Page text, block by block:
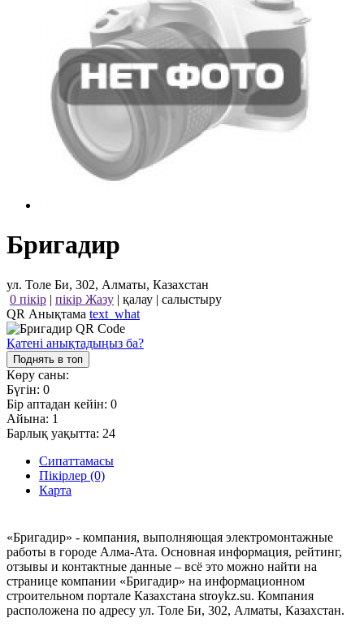
Бригадир
ул. Толе Би, 302, Алматы, Казахстан
0 пікір | пікір Жазу | қалау | салыстыру
QR Анықтама text_what
Қатені анықтадыңыз ба?
Поднять в топ
Көру саны:
Бүгін: 0
Бір аптадан кейін: 0
Айына: 1
Барлық уақытта: 24
Сипаттамасы
Пікірлер (0)
Карта
«Бригадир» - компания, выполняющая электромонтажные
работы в городе Алма-Ата. Основная информация, рейтинг,
отзывы и контактные данные – всё это можно найти на
странице компании «Бригадир» на информационном
строительном портале Казахстана stroykz.su. Компания
расположена по адресу ул. Толе Би, 302, Алматы, Казахстан.